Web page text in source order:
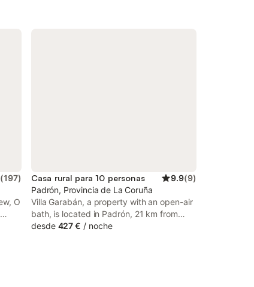
(197)
O
Casa rural para 10 personas 9.9(9)
Padrón, Provincia de La Coruña
Villa Garabán, a property with an open-air
bath, is located in Padrón, 21 km from
Santiago de Compostela Cathedral, 21 km
desde 427 € / noche